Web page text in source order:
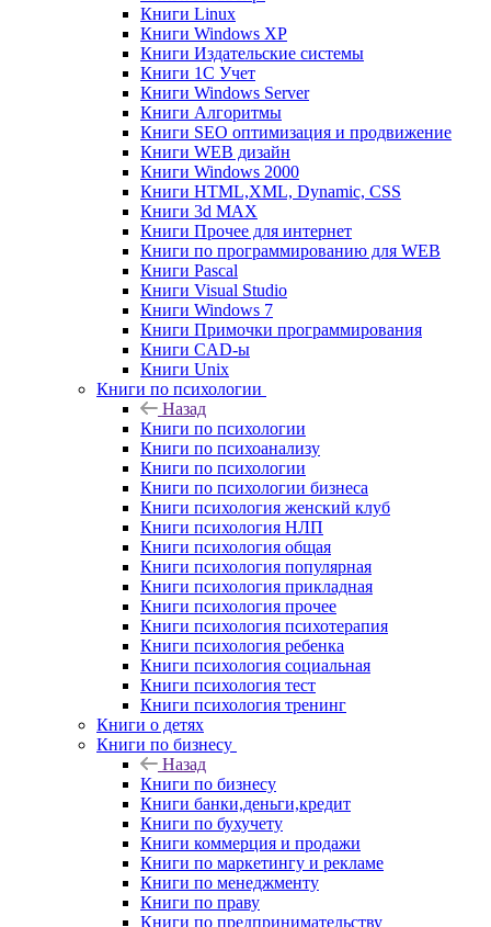
Книги Linux
Книги Windows XP
Книги Издательские системы
Книги 1C Учет
Книги Windows Server
Книги Алгоритмы
Книги SEO оптимизация и продвижение
Книги WEB дизайн
Книги Windows 2000
Книги HTML,XML, Dynamic, CSS
Книги 3d MAX
Книги Прочее для интернет
Книги по программированию для WEB
Книги Pascal
Книги Visual Studio
Книги Windows 7
Книги Примочки программирования
Книги CAD-ы
Книги Unix
Книги по психологии
Назад
Книги по психологии
Книги по психоанализу
Книги по психологии
Книги по психологии бизнеса
Книги психология женский клуб
Книги психология НЛП
Книги психология общая
Книги психология популярная
Книги психология прикладная
Книги психология прочее
Книги психология психотерапия
Книги психология ребенка
Книги психология социальная
Книги психология тест
Книги психология тренинг
Книги о детях
Книги по бизнесу
Назад
Книги по бизнесу
Книги банки,деньги,кредит
Книги по бухучету
Книги коммерция и продажи
Книги по маркетингу и рекламе
Книги по менеджменту
Книги по праву
Книги по предпринимательству